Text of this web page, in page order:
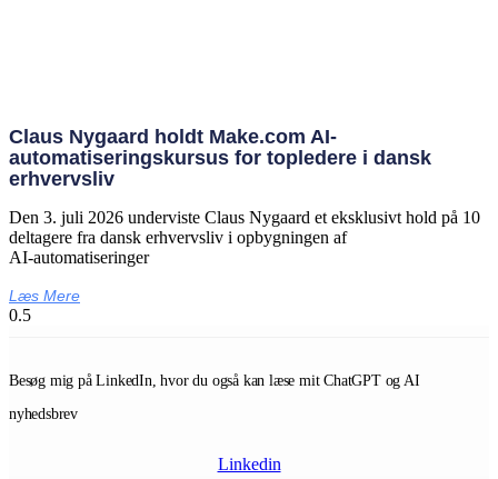
Claus Nygaard holdt Make.com AI-
automatiseringskursus for topledere i dansk
erhvervsliv
Den 3. juli 2026 underviste Claus Nygaard et eksklusivt hold på 10
deltagere fra dansk erhvervsliv i opbygningen af
AI‑automatiseringer
Læs Mere
Besøg mig på LinkedIn, hvor du også kan læse mit ChatGPT og AI
nyhedsbrev
Linkedin